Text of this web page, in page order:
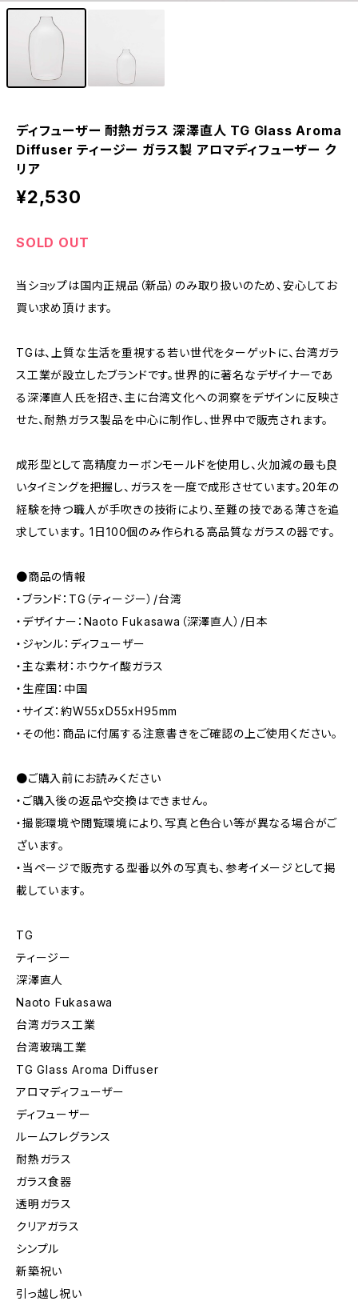
ディフューザー 耐熱ガラス 深澤直人 TG Glass Aroma
Diffuser ティージー ガラス製 アロマディフューザー ク
リア
¥2,530
SOLD OUT
当ショップは国内正規品（新品）のみ取り扱いのため、安心してお
買い求め頂けます。
TGは、上質な生活を重視する若い世代をターゲットに、台湾ガラ
ス工業が設立したブランドです。世界的に著名なデザイナーであ
る深澤直人氏を招き、主に台湾文化への洞察をデザインに反映さ
せた、耐熱ガラス製品を中心に制作し、世界中で販売されます。
成形型として高精度カーボンモールドを使用し、火加減の最も良
いタイミングを把握し、ガラスを一度で成形させています。20年の
経験を持つ職人が手吹きの技術により、至難の技である薄さを追
求しています。 1日100個のみ作られる高品質なガラスの器です。
●商品の情報
・ブランド：TG（ティージー）/台湾
・デザイナー：Naoto Fukasawa（深澤直人）/日本
・ジャンル：ディフューザー
・主な素材：ホウケイ酸ガラス
・生産国：中国
・サイズ：約W55xD55xH95mm
・その他：商品に付属する注意書きをご確認の上ご使用ください。
●ご購入前にお読みください
・ご購入後の返品や交換はできません。
・撮影環境や閲覧環境により、写真と色合い等が異なる場合がご
ざいます。
・当ページで販売する型番以外の写真も、参考イメージとして掲
載しています。
TG
ティージー
深澤直人
Naoto Fukasawa
台湾ガラス工業
台湾玻璃工業
TG Glass Aroma Diffuser
アロマディフューザー
ディフューザー
ルームフレグランス
耐熱ガラス
ガラス食器
透明ガラス
クリアガラス
シンプル
新築祝い
引っ越し祝い